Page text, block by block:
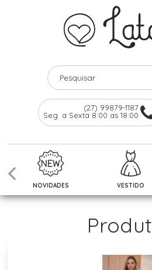
(27) 99879-1187
Seg. a Sexta 8:00 as 18:00
NOVIDADES VESTIDO